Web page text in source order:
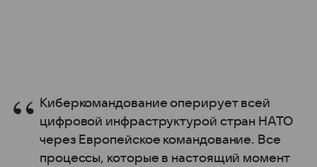
Киберкомандование оперирует всей
цифровой инфраструктурой стран НАТО
через Европейское командование. Все
процессы, которые в настоящий момент